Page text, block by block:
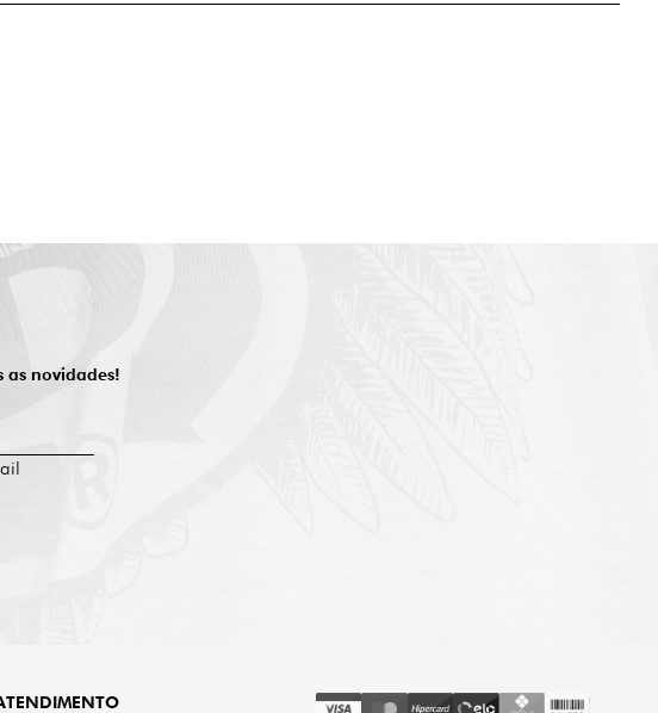
as novidades!